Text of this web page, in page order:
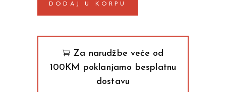
postaju
Mihael
Vinterhof
quantity
DODAJ U KORPU
Za narudžbe veće od
100KM poklanjamo besplatnu
dostavu